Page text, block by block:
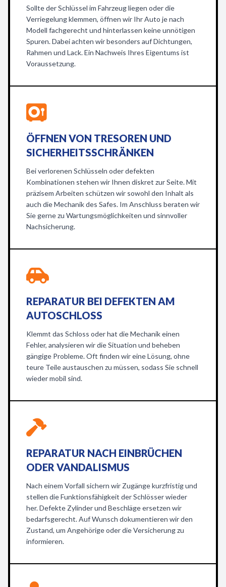
Sollte der Schlüssel im Fahrzeug liegen oder die
Verriegelung klemmen, öffnen wir Ihr Auto je nach
Modell fachgerecht und hinterlassen keine unnötigen
Spuren. Dabei achten wir besonders auf Dichtungen,
Rahmen und Lack. Ein Nachweis Ihres Eigentums ist
Voraussetzung.
ÖFFNEN VON TRESOREN UND
SICHERHEITSSCHRÄNKEN
Bei verlorenen Schlüsseln oder defekten
Kombinationen stehen wir Ihnen diskret zur Seite. Mit
präzisem Arbeiten schützen wir sowohl den Inhalt als
auch die Mechanik des Safes. Im Anschluss beraten wir
Sie gerne zu Wartungsmöglichkeiten und sinnvoller
Nachsicherung.
REPARATUR BEI DEFEKTEN AM
AUTOSCHLOSS
Klemmt das Schloss oder hat die Mechanik einen
Fehler, analysieren wir die Situation und beheben
gängige Probleme. Oft finden wir eine Lösung, ohne
teure Teile austauschen zu müssen, sodass Sie schnell
wieder mobil sind.
REPARATUR NACH EINBRÜCHEN
ODER VANDALISMUS
Nach einem Vorfall sichern wir Zugänge kurzfristig und
stellen die Funktionsfähigkeit der Schlösser wieder
her. Defekte Zylinder und Beschläge ersetzen wir
bedarfsgerecht. Auf Wunsch dokumentieren wir den
Zustand, um Angehörige oder die Versicherung zu
informieren.